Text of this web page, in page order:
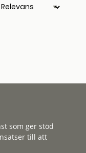
som ger stöd
till att